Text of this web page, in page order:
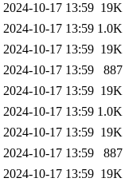
2024-10-17 13:59 19K
2024-10-17 13:59 1.0K
2024-10-17 13:59 19K
2024-10-17 13:59
887
2024-10-17 13:59 19K
2024-10-17 13:59 1.0K
2024-10-17 13:59 19K
2024-10-17 13:59
887
2024-10-17 13:59 19K